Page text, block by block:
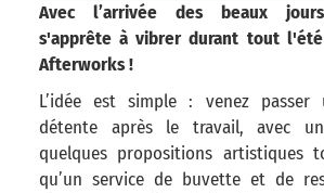
Avec l’arrivée des beaux
s'apprête à vibrer durant tout
Afterworks !
L’idée est simple : venez
détente après le travail, avec
quelques propositions artistiques
qu’un service de buvette et de